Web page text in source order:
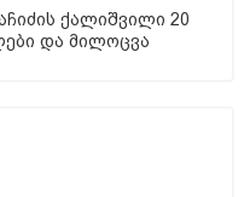
ქალიშვილი 20
და მილოცვა